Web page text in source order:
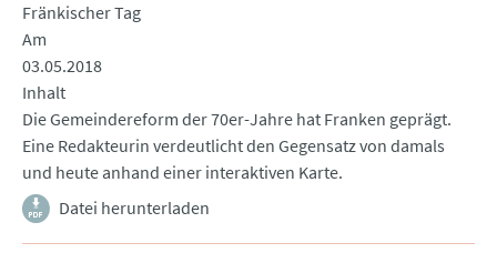
Fränkischer Tag
Am
03.05.2018
Inhalt
Die Gemeindereform der 70er-Jahre hat Franken geprägt.
Eine Redakteurin verdeutlicht den Gegensatz von damals
und heute anhand einer interaktiven Karte.
Datei herunterladen